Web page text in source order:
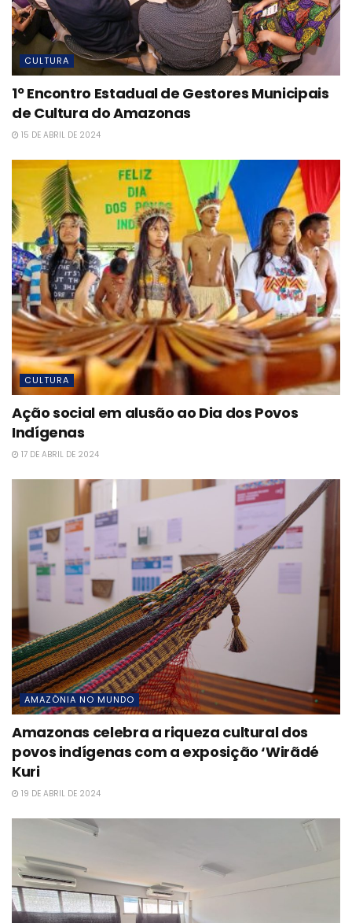
CULTURA
1º Encontro Estadual de Gestores Municipais
de Cultura do Amazonas
15 DE ABRIL DE 2024
CULTURA
Ação social em alusão ao Dia dos Povos
Indígenas
17 DE ABRIL DE 2024
AMAZÔNIA NO MUNDO
Amazonas celebra a riqueza cultural dos
povos indígenas com a exposição ‘Wirãdé
Kuri
19 DE ABRIL DE 2024